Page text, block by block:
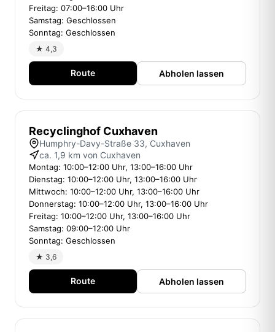
Freitag: 07:00–16:00 Uhr
Samstag: Geschlossen
Sonntag: Geschlossen
★ 4,3
Route Abholen lassen
Recyclinghof Cuxhaven
Humphry-Davy-Straße 33, Cuxhaven
ca. 1,9 km von Cuxhaven
Montag: 10:00–12:00 Uhr, 13:00–16:00 Uhr
Dienstag: 10:00–12:00 Uhr, 13:00–16:00 Uhr
Mittwoch: 10:00–12:00 Uhr, 13:00–16:00 Uhr
Donnerstag: 10:00–12:00 Uhr, 13:00–16:00 Uhr
Freitag: 10:00–12:00 Uhr, 13:00–16:00 Uhr
Samstag: 09:00–12:00 Uhr
Sonntag: Geschlossen
★ 3,6
Route Abholen lassen